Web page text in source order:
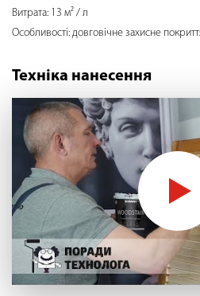
Витрата: 13 м² / л
Особливості: довговічне захисне
Техніка нанесення